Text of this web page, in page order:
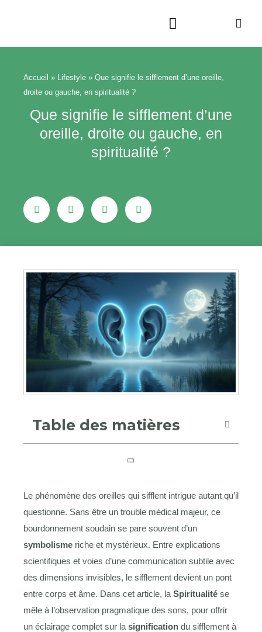
Accueil » Lifestyle » Que signifie le sifflement d’une oreille,
droite ou gauche, en spiritualité ?
Que signifie le sifflement d’une
oreille, droite ou gauche, en
spiritualité ?
Table des matières
Le phénomène des oreilles qui sifflent intrigue autant qu’il
questionne. Sans être un trouble médical majeur, ce
bourdonnement soudain se pare souvent d’un
symbolisme riche et mystérieux. Entre explications
scientifiques et voies d’une communication subtile avec
des dimensions invisibles, le sifflement devient un pont
entre corps et âme. Dans cet article, la Spiritualité se
mêle à l’observation pragmatique des sons, pour offrir
un éclairage complet sur la signification du sifflement à